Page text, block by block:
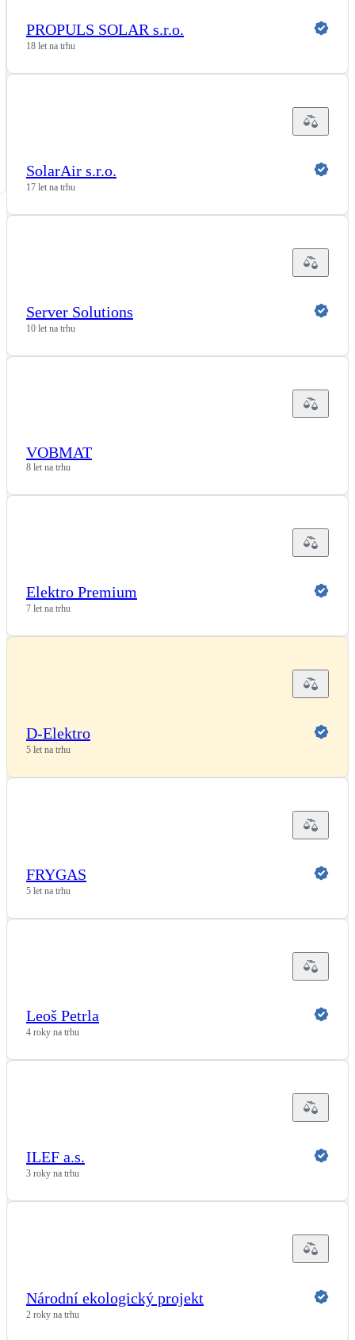
PROPULS SOLAR s.r.o.
18 let na trhu
SolarAir s.r.o.
17 let na trhu
Server Solutions
10 let na trhu
VOBMAT
8 let na trhu
Elektro Premium
7 let na trhu
D-Elektro
5 let na trhu
FRYGAS
5 let na trhu
Leoš Petrla
4 roky na trhu
ILEF a.s.
3 roky na trhu
Národní ekologický projekt
2 roky na trhu